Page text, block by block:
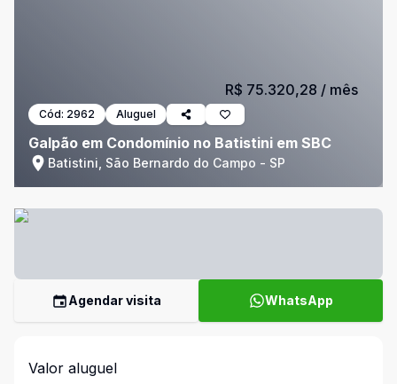
Cód: 2962 Aluguel
Galpão em Condomínio no Batistini em SBC
Batistini, São Bernardo do Campo - SP
R$ 75.320,28 / mês
Agendar visita WhatsApp
Valor aluguel